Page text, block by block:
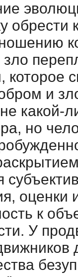
и
какой-
но
оценки
к
У